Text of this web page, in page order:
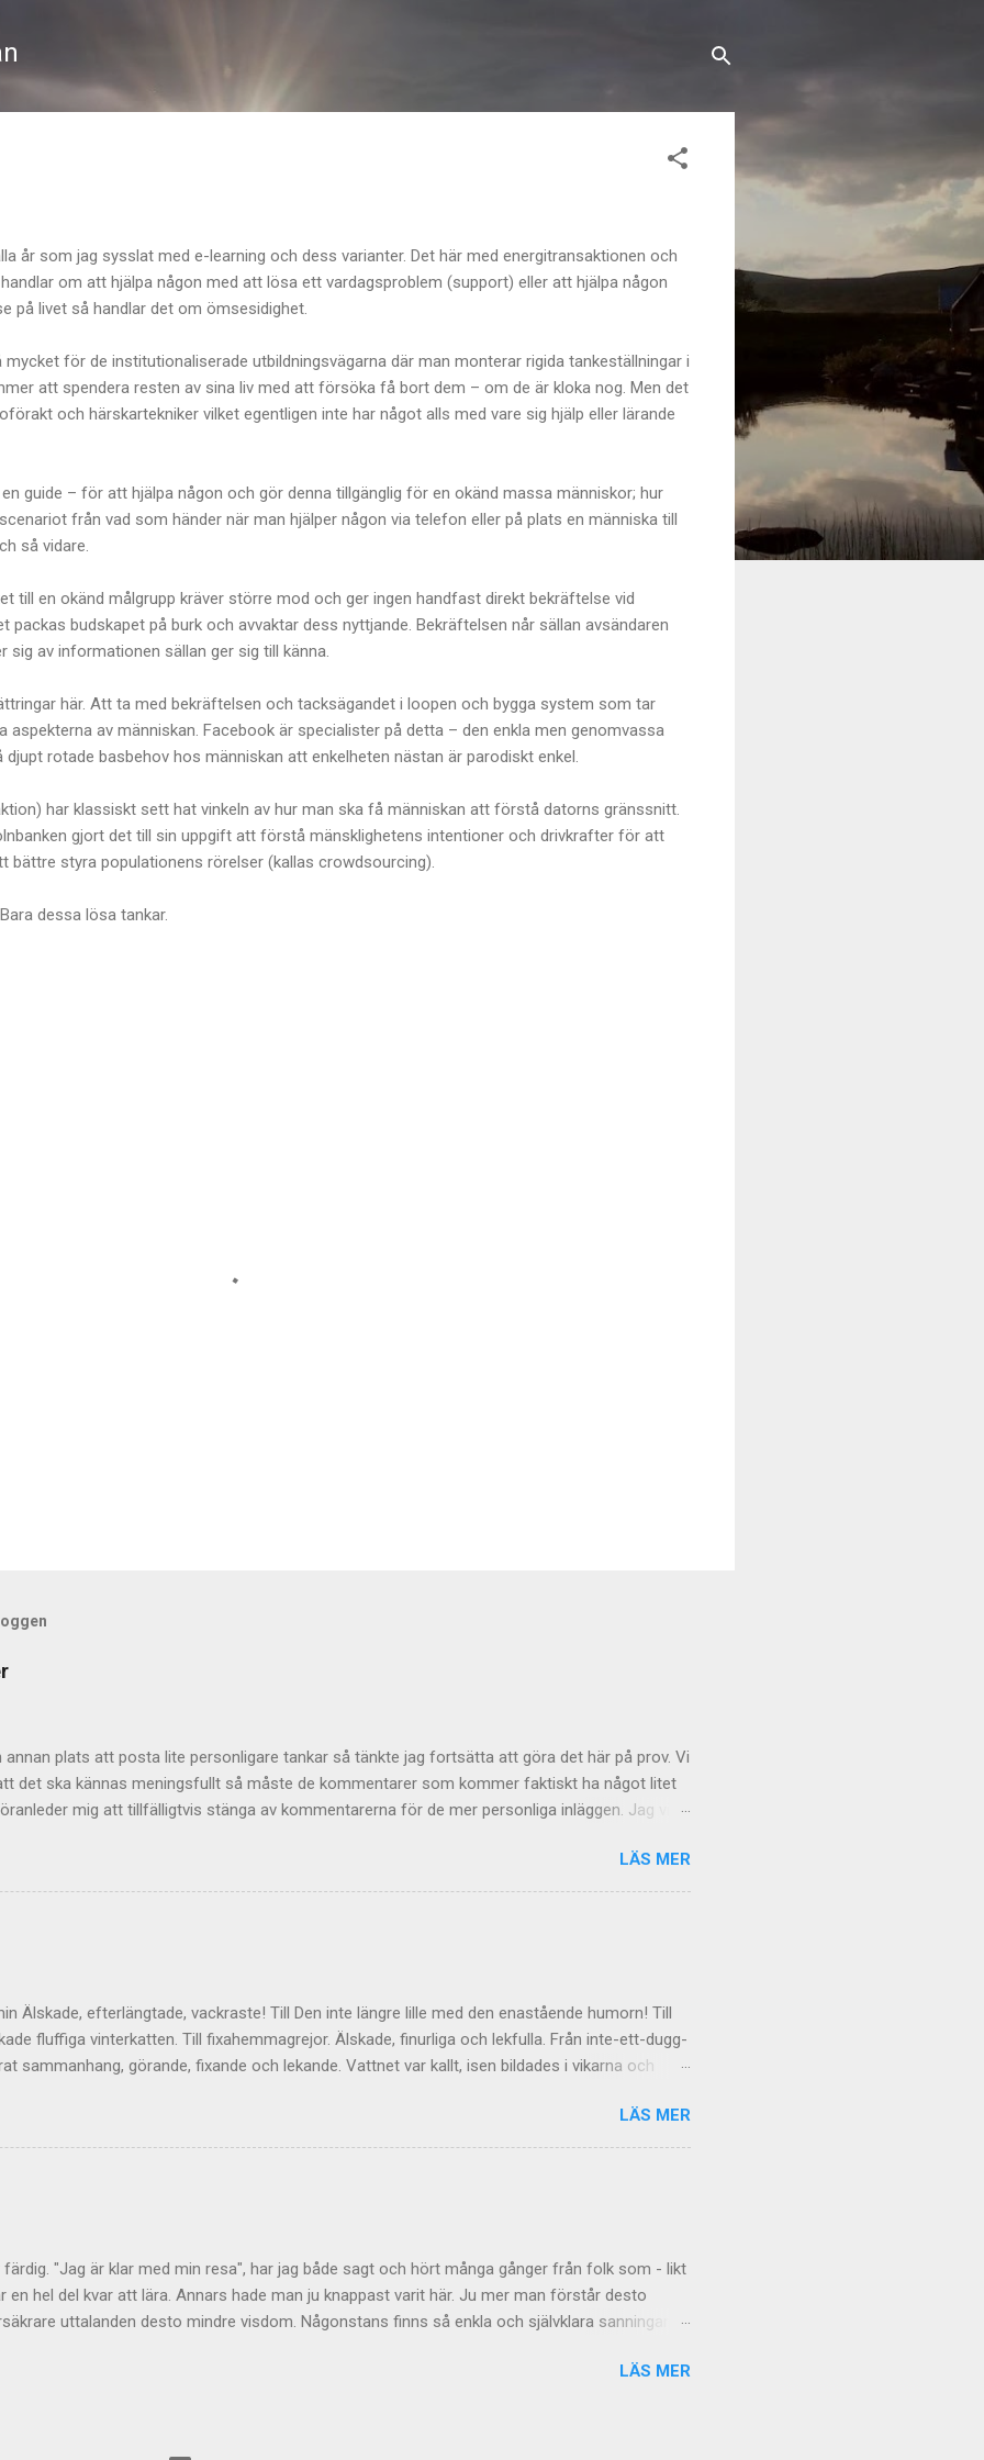
år som jag sysslat med e-learning och dess varianter. Det här med energitransaktionen och
om att hjälpa någon med att lösa ett vardagsproblem (support) eller att hjälpa någon
på livet så handlar det om ömsesidighet.
för de institutionaliserade utbildningsvägarna där man monterar rigida tankeställningar i
att spendera resten av sina liv med att försöka få bort dem – om de är kloka nog. Men det
och härskartekniker vilket egentligen inte har något alls med vare sig hjälp eller lärande
guide – för att hjälpa någon och gör denna tillgänglig för en okänd massa människor; hur
från vad som händer när man hjälper någon via telefon eller på plats en människa till
så vidare.
till en okänd målgrupp kräver större mod och ger ingen handfast direkt bekräftelse vid
packas budskapet på burk och avvaktar dess nyttjande. Bekräftelsen når sällan avsändaren
av informationen sällan ger sig till känna.
här. Att ta med bekräftelsen och tacksägandet i loopen och bygga system som tar
aspekterna av människan. Facebook är specialister på detta – den enkla men genomvassa
djupt rotade basbehov hos människan att enkelheten nästan är parodiskt enkel.
har klassiskt sett hat vinkeln av hur man ska få människan att förstå datorns gränssnitt.
gjort det till sin uppgift att förstå mänsklighetens intentioner och drivkrafter för att
bättre styra populationens rörelser (kallas crowdsourcing).
dessa lösa tankar.
plats att posta lite personligare tankar så tänkte jag fortsätta att göra det här på prov. Vi
det ska kännas meningsfullt så måste de kommentarer som kommer faktiskt ha något litet
mig att tillfälligtvis stänga av kommentarerna för de mer personliga inläggen. Jag vill
upphov till mycket viktiga tankar inte minst hos mig själv. Men vad gäller de mer personliga
åtminstone lite mer direktrelaterat. Så för det mer gängse framväxande
här istället. Jag lägger upp den ute till höger också så att kommentarsfloden kan
ger något att relatera till. Det finns ju något slags ständigt rullande
den kan vi hålla levande här...
LÄS MER
Älskade, efterlängtade, vackraste! Till Den inte längre lille med den enastående humorn! Till
fluffiga vinterkatten. Till fixahemmagrejor. Älskade, finurliga och lekfulla. Från inte-ett-dugg-
sammanhang, görande, fixande och lekande. Vattnet var kallt, isen bildades i vikarna och
mina fötter varma på akterdäcket i bitande kyla och vind; killen som höll i sensorn. Dagen flög
utmaningar, skratt och flöde. Den halva gula månen som lägger sig i öster, över bruksorten
LÄS MER
"Jag är klar med min resa", har jag både sagt och hört många gånger från folk som - likt
en hel del kvar att lära. Annars hade man ju knappast varit här. Ju mer man förstår desto
uttalanden desto mindre visdom. Någonstans finns så enkla och självklara sanningar
Den spärr som släppt senast är den att inte vara orolig för att tappa fokus. Det är enLÄS MER